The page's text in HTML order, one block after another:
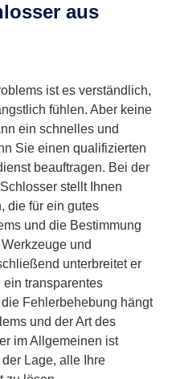
aus
ist es verständlich,
fühlen. Aber keine
ein schnelles und
Sie einen qualifizierten
beauftragen. Bei der
stellt Ihnen
die für ein gutes
und die Bestimmung
und
unterbreitet er
ein transparentes
Fehlerbehebung hängt
und der Art des
im Allgemeinen ist
Lage, alle Ihre